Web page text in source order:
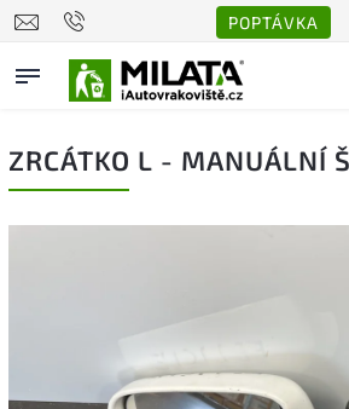
POPTÁVKA
ZRCÁTKO L - MANUÁLNÍ